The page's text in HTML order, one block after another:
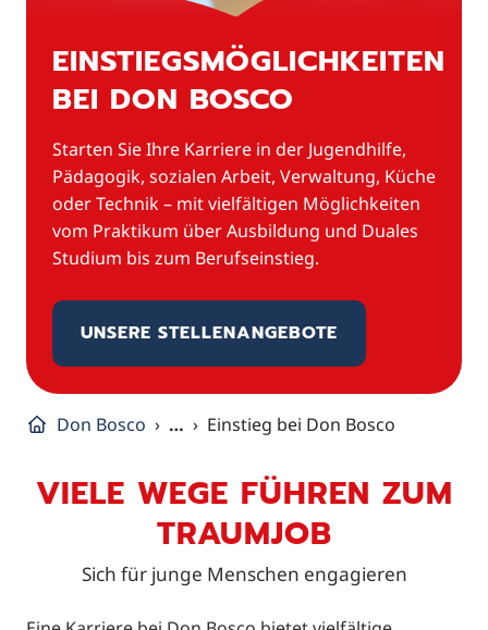
EINSTIEGSMÖGLICHKEITEN
BEI DON BOSCO
Starten Sie Ihre Karriere in der Jugendhilfe,
Pädagogik, sozialen Arbeit, Verwaltung, Küche
oder Technik – mit vielfältigen Möglichkeiten
vom Praktikum über Ausbildung und Duales
Studium bis zum Berufseinstieg.
UNSERE STELLENANGEBOTE
Don Bosco … Einstieg bei Don Bosco
VIELE WEGE FÜHREN ZUM
TRAUMJOB
Sich für junge Menschen engagieren